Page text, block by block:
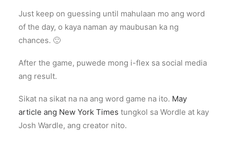
Just keep on guessing until mahulaan mo ang word
of the day, o kaya naman ay maubusan ka ng
chances. 🙂
After the game, puwede mong i-flex sa social media
ang result.
Sikat na sikat na na ang word game na ito. May
article ang New York Times tungkol sa Wordle at kay
Josh Wardle, ang creator nito.